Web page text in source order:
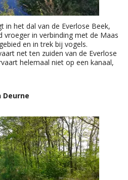
in het dal van de Everlose Beek,
vroeger in verbinding met de Maas
en in trek bij vogels.
net ten zuiden van de Everlose
helemaal niet op een kanaal,
Deurne